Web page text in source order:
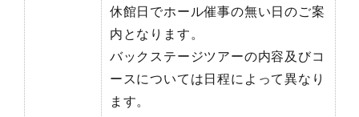
休館日でホール催事の無い日のご案
内となります。
バックステージツアーの内容及びコ
ースについては日程によって異なり
ます。